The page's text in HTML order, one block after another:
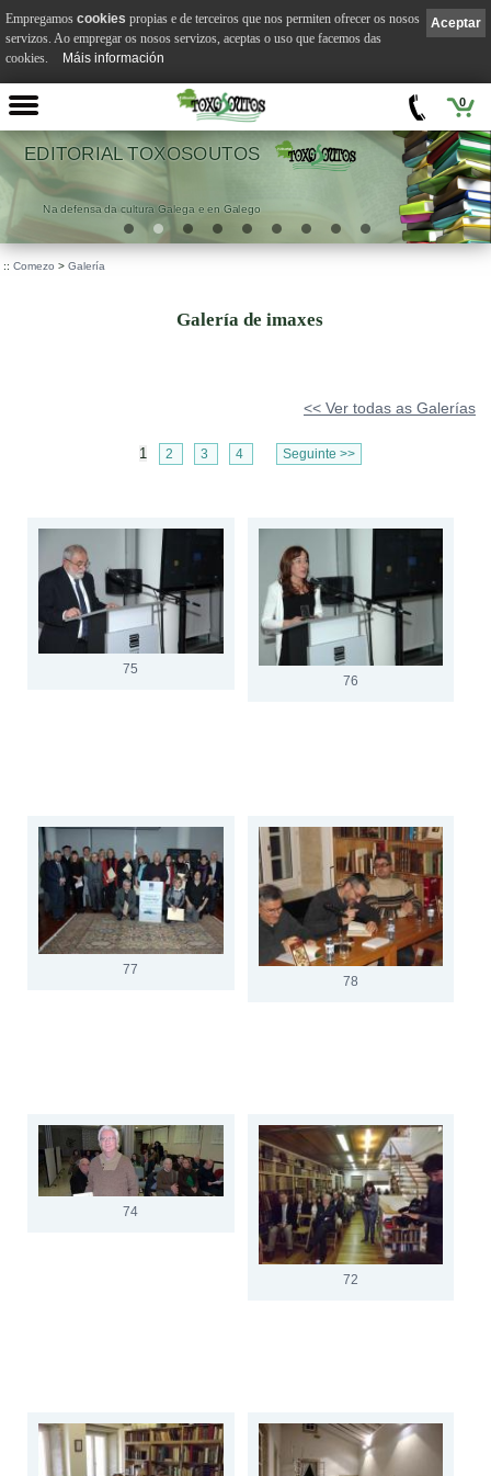
0
EDITORIAL TOXOSOUTOS
Na defensa da cultura Galega e en Galego
:: Comezo > Galería
Galería de imaxes
<< Ver todas as Galerías
1 2 3 4 Seguinte >>
75
76
77
78
74
72
Aceptar
Empregamos cookies propias e de terceiros que nos permiten ofrecer os nosos
servizos. Ao empregar os nosos servizos, aceptas o uso que facemos das
cookies.
Máis información